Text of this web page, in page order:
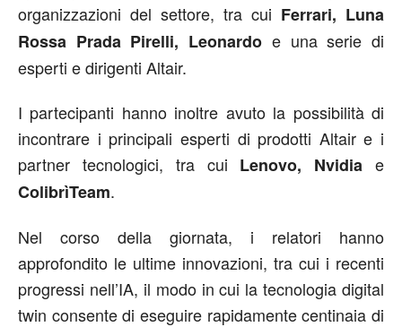
organizzazioni del settore, tra cui Ferrari, Luna
Rossa Prada Pirelli, Leonardo e una serie di
esperti e dirigenti Altair.
I partecipanti hanno inoltre avuto la possibilità di
incontrare i principali esperti di prodotti Altair e i
partner tecnologici, tra cui Lenovo, Nvidia e
ColibrìTeam.
Nel corso della giornata, i relatori hanno
approfondito le ultime innovazioni, tra cui i recenti
progressi nell’IA, il modo in cui la tecnologia digital
twin consente di eseguire rapidamente centinaia di